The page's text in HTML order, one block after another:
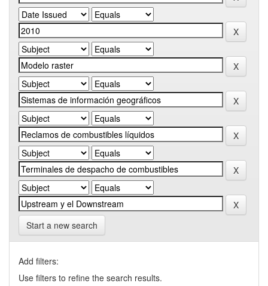
Start a new search
Add filters:
Use filters to refine the search results.